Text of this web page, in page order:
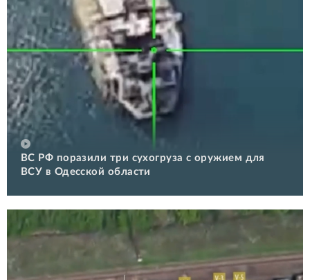
ВС РФ поразили три сухогруза с оружием для
ВСУ в Одесской области